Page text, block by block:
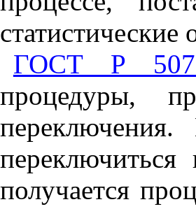
статистические
ГОСТ Р
процедуры,
переключиться
получается